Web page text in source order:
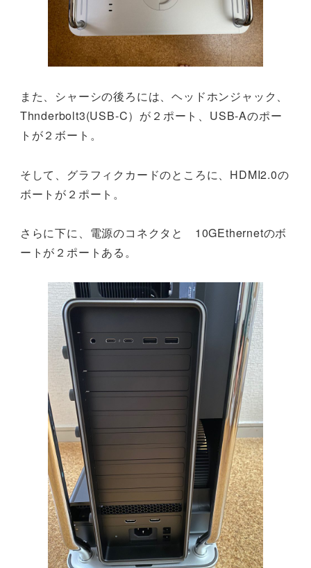
また、シャーシの後ろには、ヘッドホンジャック、
Thnderbolt3(USB-C）が２ポート、USB-Aのポー
トが２ボート。
そして、グラフィクカードのところに、HDMI2.0の
ボートが２ポート。
さらに下に、電源のコネクタと 10GEthernetのボ
ートが２ポートある。